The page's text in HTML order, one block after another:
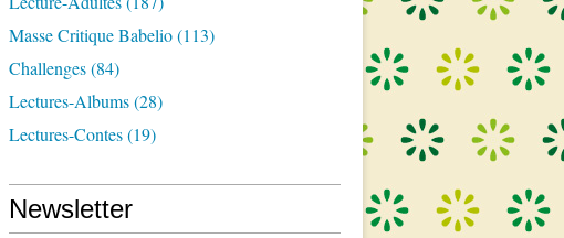
Masse Critique Babelio(113)
Challenges(84)
Lectures-Albums(28)
Lectures-Contes(19)
Newsletter